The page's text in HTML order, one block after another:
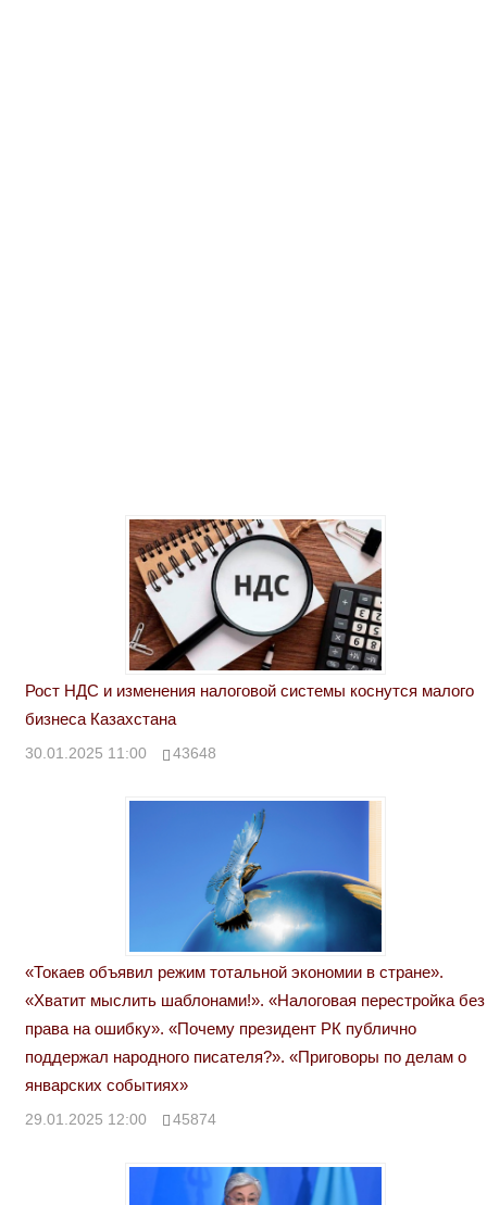
Рост НДС и изменения налоговой системы коснутся малого
бизнеса Казахстана
30.01.2025 11:00 43648
«Токаев объявил режим тотальной экономии в стране».
«Хватит мыслить шаблонами!». «Налоговая перестройка без
права на ошибку». «Почему президент РК публично
поддержал народного писателя?». «Приговоры по делам о
январских событиях»
29.01.2025 12:00 45874